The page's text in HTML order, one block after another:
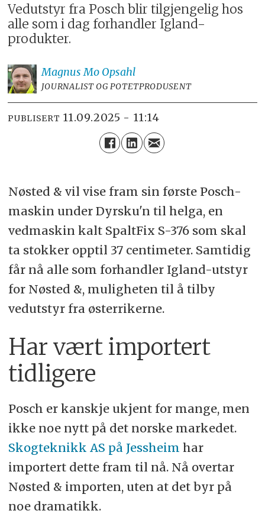
Vedutstyr fra Posch blir tilgjengelig hos
alle som i dag forhandler Igland-
produkter.
Magnus Mo Opsahl
JOURNALIST OG POTETPRODUSENT
PUBLISERT 11.09.2025 - 11:14
Nøsted & vil vise fram sin første Posch-
maskin under Dyrsku'n til helga, en
vedmaskin kalt SpaltFix S-376 som skal
ta stokker opptil 37 centimeter. Samtidig
får nå alle som forhandler Igland-utstyr
for Nøsted &, muligheten til å tilby
vedutstyr fra østerrikerne.
Har vært importert
tidligere
Posch er kanskje ukjent for mange, men
ikke noe nytt på det norske markedet.
Skogteknikk AS på Jessheim har
importert dette fram til nå. Nå overtar
Nøsted & importen, uten at det byr på
noe dramatikk.